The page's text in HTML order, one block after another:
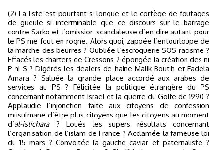
(2) La liste est pourtant si longue et le cortège de foutages
de gueule si interminable que ce discours sur le barrage
contre Sarko et l’omission scandaleuse d’en dire autant pour
le PS me fout en rogne. Alors quoi, zappée l’entourloupe de
la marche des beurres ? Oubliée l’escroquerie SOS racisme ?
Effacés les charters de Cressons ? épongée la création des ni
P ni S ? Digérés les dealers de haine Malik Boutih et Fadela
Amara ? Saluée la grande place accordé aux arabes de
services au PS ? Félicitée la politique étrangère du PS
concernant notamment Israël et la guerre du Golfe de 1990 ?
Applaudie l’injonction faite aux citoyens de confession
musulmane d’être plus citoyens que les citoyens au moment
d’al-istichara? Loués les supers résultats concernant
l’organisation de l’islam de France ? Acclamée la fameuse loi
du 15 mars ? Convoitée la gauche caviar et paternaliste ?